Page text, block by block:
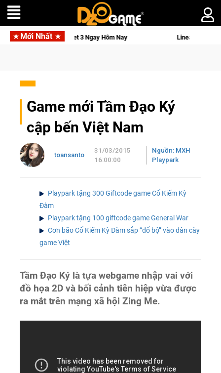
Mới Nhất
Hôm Nay Lineage W – Quyền lực và tài phú sẽ về tay
Game mới Tầm Đạo Ký
cập bến Việt Nam
toansanto
31/03/2015
16:00:00
Nguồn: MXH
Playpark
Playpark tặng 300 Giftcode game Cổ Kiếm Kỳ
Đàm
Playpark tặng 100 giftcode game General War
Cơn bão Cổ Kiếm Kỳ Đàm sắp “đổ bộ” vào dân cày
game Việt
Tầm Đạo Ký là tựa webgame nhập vai với
đồ họa 2D và bối cảnh tiên hiệp vừa được
ra mắt trên mạng xã hội Zing Me.